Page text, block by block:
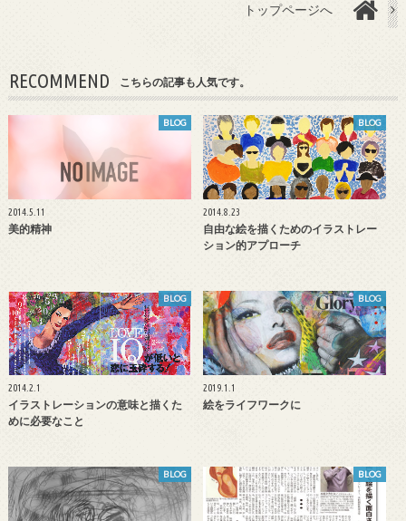
トップページへ
RECOMMEND こちらの記事も人気です。
BLOG
2014.5.11
美的精神
BLOG
2014.8.23
自由な絵を描くためのイラストレー
ション的アプローチ
BLOG
2014.2.1
イラストレーションの意味と描くた
めに必要なこと
BLOG
2019.1.1
絵をライフワークに
BLOG BLOG